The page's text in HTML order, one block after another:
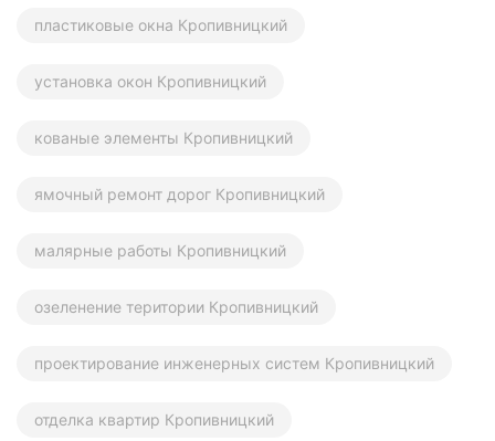
Луцк
пластиковые окна Кропивницкий
установка окон Кропивницкий
кованые элементы Кропивницкий
ямочный ремонт дорог Кропивницкий
малярные работы Кропивницкий
озеленение територии Кропивницкий
проектирование инженерных систем Кропивницкий
отделка квартир Кропивницкий